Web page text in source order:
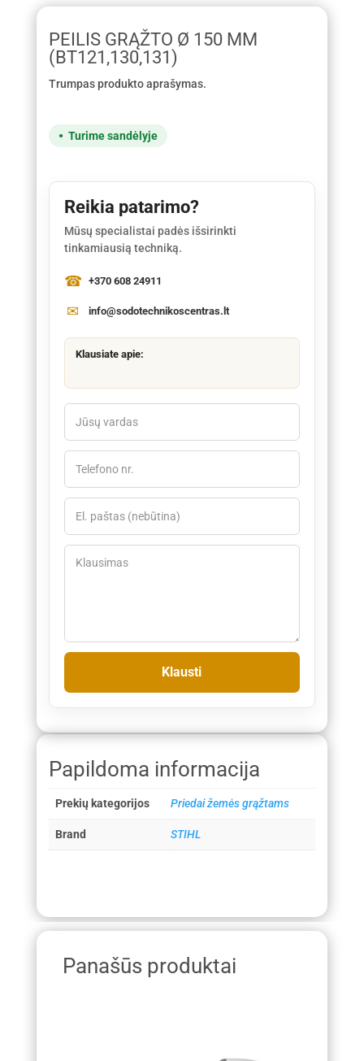
PEILIS GRĄŽTO Ø 150 MM
(BT121,130,131)
Trumpas produkto aprašymas.
Turime sandėlyje
Reikia patarimo?
Mūsų specialistai padės išsirinkti
tinkamiausią techniką.
+370 608 24911
info@sodotechnikoscentras.lt
Klausiate apie:
Papildoma informacija
Prekių kategorijos Priedai žemės grąžtams
Brand STIHL
Panašūs produktai